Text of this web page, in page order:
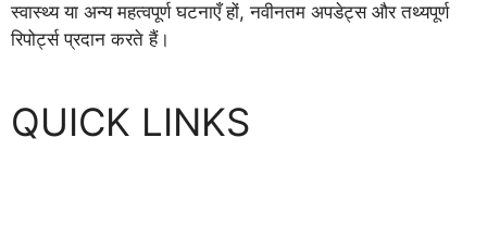
स्वास्थ्य या अन्य महत्वपूर्ण घटनाएँ हों, नवीनतम अपडेट्स और तथ्यपूर्ण
रिपोर्ट्स प्रदान करते हैं।
QUICK LINKS